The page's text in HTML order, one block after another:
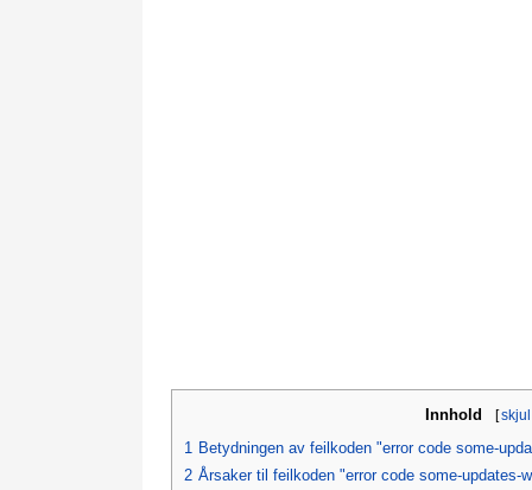
Innhold [skjul
1 Betydningen av feilkoden "error code some-
2 Årsaker til feilkoden "error code some-updates-